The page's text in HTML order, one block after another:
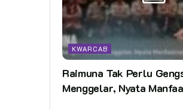
KWARCAB
Raimuna Tak Perlu
Menggelar, Nyata